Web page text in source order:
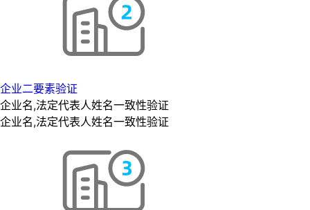
企业二要素验证
企业名,法定代表人姓名一致性验证
企业名,法定代表人姓名一致性验证